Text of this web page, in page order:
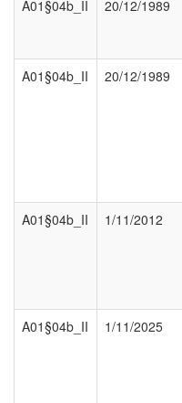
A01§04b_II 20/12/1989
A01§04b_II
20/12/1989
A01§04b_II
1/11/2012
A01§04b_II
1/11/2025